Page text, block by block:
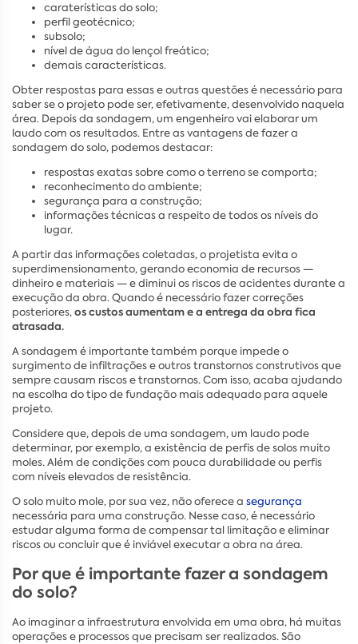
caraterísticas do solo;
perfil geotécnico;
subsolo;
nível de água do lençol freático;
demais características.
Obter respostas para essas e outras questões é necessário para
saber se o projeto pode ser, efetivamente, desenvolvido naquela
área. Depois da sondagem, um engenheiro vai elaborar um
laudo com os resultados. Entre as vantagens de fazer a
sondagem do solo, podemos destacar:
respostas exatas sobre como o terreno se comporta;
reconhecimento do ambiente;
segurança para a construção;
informações técnicas a respeito de todos os níveis do
lugar.
A partir das informações coletadas, o projetista evita o
superdimensionamento, gerando economia de recursos —
dinheiro e materiais — e diminui os riscos de acidentes durante a
execução da obra. Quando é necessário fazer correções
posteriores,os custos aumentam e a entrega da obra fica
atrasada.
A sondagem é importante também porque impede o
surgimento de infiltrações e outros transtornos construtivos que
sempre causam riscos e transtornos. Com isso, acaba ajudando
na escolha do tipo de fundação mais adequado para aquele
projeto.
Considere que, depois de uma sondagem, um laudo pode
determinar, por exemplo, a existência de perfis de solos muito
moles. Além de condições com pouca durabilidade ou perfis
com níveis elevados de resistência.
O solo muito mole, por sua vez, não oferece a segurança
necessária para uma construção. Nesse caso, é necessário
estudar alguma forma de compensar tal limitação e eliminar
riscos ou concluir que é inviável executar a obra na área.
Por que é importante fazer a sondagem
do solo?
Ao imaginar a infraestrutura envolvida em uma obra, há muitas
operações e processos que precisam ser realizados. São